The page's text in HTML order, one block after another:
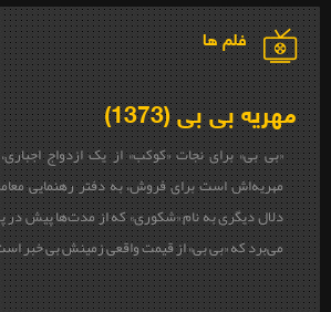
فلم ها
مهریه بی بی (1373)
«بی بی» برای نجات «کوکب» از یک ازدواج
مهریه‌اش است برای فروش، به دفتر رهنمایی
دلال دیگری به نام «شکوری» که از مدت‌ها پیش در
می‌برد که «بی بی» از قیمت واقعی زمینش بی خبر